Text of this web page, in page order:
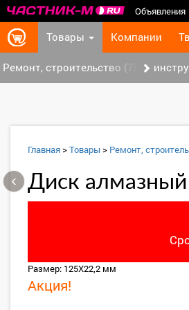
Объявления
Товары Компании
Ремонт, строительство (7)
Главная>Товары > Ремонт,
Диск алмазный
Размер: 125Х22,2 мм
Акция!
‹